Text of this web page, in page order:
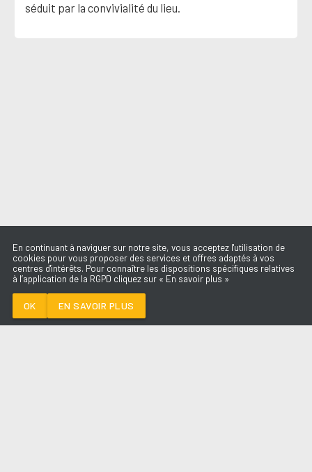
SHE DID IT AGAIN
séduit par la convivialité du lieu.
En continuant à naviguer sur notre site, vous acceptez l'utilisation de
cookies pour vous proposer des services et offres adaptés à vos
centres d'intérêts. Pour connaître les dispositions spécifiques relatives
à l’application de la RGPD cliquez sur « En savoir plus »
OK EN SAVOIR PLUS